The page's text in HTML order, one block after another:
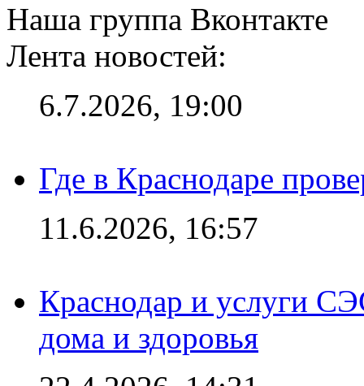
Наша группа Вконтакте
Лента новостей:
6.7.2026, 19:00
Где в Краснодаре
11.6.2026, 16:57
Краснодар и услуги
дома и здоровья